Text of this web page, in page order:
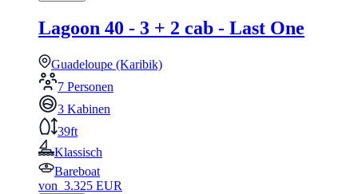
Lagoon 40 - 3 + 2 cab - Last One
Guadeloupe (Karibik)
7 Personen
3 Kabinen
39ft
Klassisch
Bareboat
von 3.325 EUR